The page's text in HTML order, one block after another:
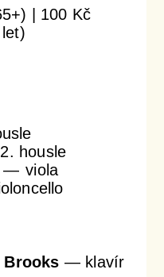
| 100 Kč
2. housle
viola
Brooks — klavír